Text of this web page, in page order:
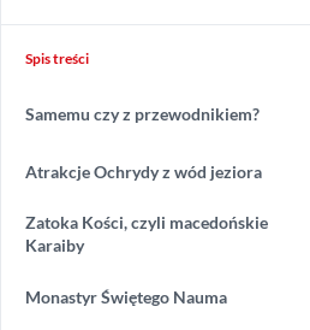
Spis treści
Samemu czy z przewodnikiem?
Atrakcje Ochrydy z wód jeziora
Zatoka Kości, czyli macedońskie
Karaiby
Monastyr Świętego Nauma